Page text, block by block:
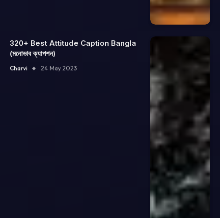
320+ Best Attitude Caption Bangla
(মনোভাব ক্যাপশন)
Charvi 24 May 2023